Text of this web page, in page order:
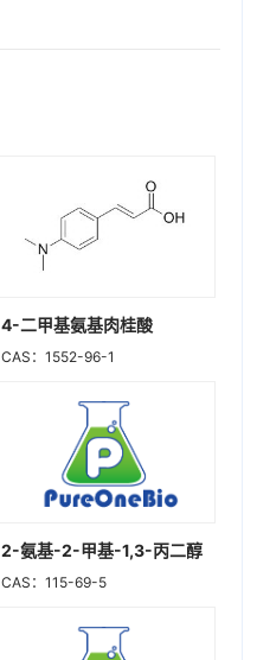
4-二甲基氨基肉桂酸
CAS：1552-96-1
2-氨基-2-甲基-1,3-丙二醇
CAS：115-69-5